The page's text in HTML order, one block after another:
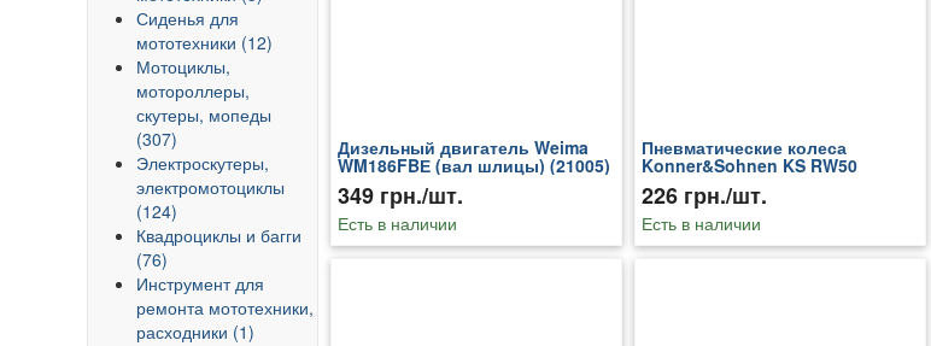
Сиденья для
мототехники (12)
Мотоциклы,
мотороллеры,
скутеры, мопеды
(307)
Электроскутеры,
электромотоциклы
(124)
Квадроциклы и багги
(76)
Инструмент для
ремонта мототехники,
расходники (1)
Дизельный двигатель Weima
WM186FBЕ (вал шлицы) (21005)
349 грн./шт.
Есть в наличии
Пневматические колеса
Konner&Sohnen KS RW50
226 грн./шт.
Есть в наличии